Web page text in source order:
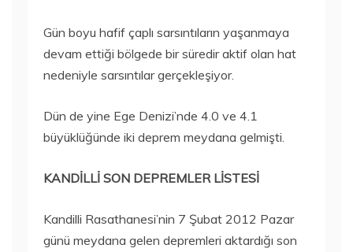
Gün boyu hafif çaplı sarsıntıların yaşanmaya
devam ettiği bölgede bir süredir aktif olan hat
nedeniyle sarsıntılar gerçekleşiyor.
Dün de yine Ege Denizi’nde 4.0 ve 4.1
büyüklüğünde iki deprem meydana gelmişti.
KANDİLLİ SON DEPREMLER LİSTESİ
Kandilli Rasathanesi’nin 7 Şubat 2012 Pazar
günü meydana gelen depremleri aktardığı son